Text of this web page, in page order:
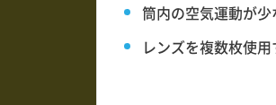
筒内の空気運動が
レンズを複数枚使